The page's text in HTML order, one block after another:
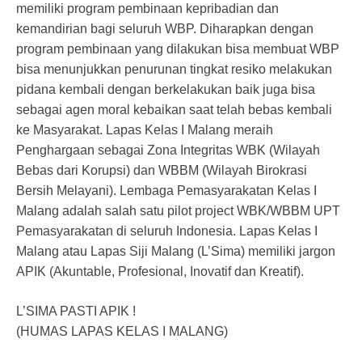
memiliki program pembinaan kepribadian dan
kemandirian bagi seluruh WBP. Diharapkan dengan
program pembinaan yang dilakukan bisa membuat WBP
bisa menunjukkan penurunan tingkat resiko melakukan
pidana kembali dengan berkelakukan baik juga bisa
sebagai agen moral kebaikan saat telah bebas kembali
ke Masyarakat. Lapas Kelas I Malang meraih
Penghargaan sebagai Zona Integritas WBK (Wilayah
Bebas dari Korupsi) dan WBBM (Wilayah Birokrasi
Bersih Melayani). Lembaga Pemasyarakatan Kelas I
Malang adalah salah satu pilot project WBK/WBBM UPT
Pemasyarakatan di seluruh Indonesia. Lapas Kelas I
Malang atau Lapas Siji Malang (L’Sima) memiliki jargon
APIK (Akuntable, Profesional, Inovatif dan Kreatif).
L’SIMA PASTI APIK !
(HUMAS LAPAS KELAS I MALANG)